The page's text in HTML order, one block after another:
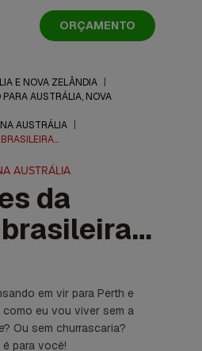
ORÇAMENTO
E NOVA ZELÂNDIA
AUSTRÁLIA, NOVA
AUSTRÁLIA
AUSTRÁLIA
da
em vir para Perth e
eu vou viver sem a
Ou sem churrascaria?
para você!